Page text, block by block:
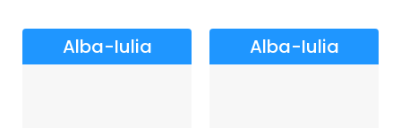
Alba-Iulia Alba-Iulia